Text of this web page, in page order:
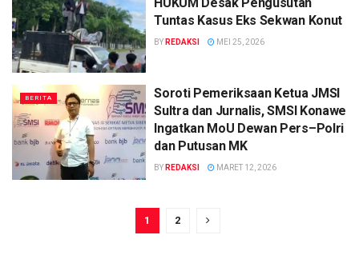
Tuntas Kasus Eks Sekwan Konut
BY REDAKSI MEI 25, 2026
BERITA
Soroti Pemeriksaan Ketua JMSI
Sultra dan Jurnalis, SMSI Konawe
Ingatkan MoU Dewan Pers–Polri
dan Putusan MK
BY REDAKSI MARET 12, 2026
1 2